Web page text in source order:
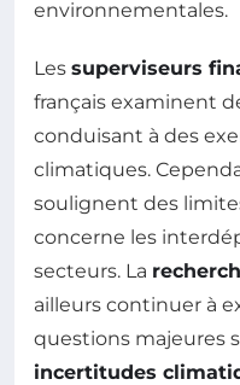
environnementales.
Les superviseurs
français examinent
conduisant à des
climatiques.
soulignent des
concerne les
secteurs. La
ailleurs continuer à
questions majeures
incertitudes